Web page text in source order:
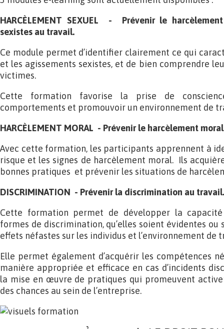
HARCÈLEMENT SEXUEL - Prévenir le
sexistes au travail.
Ce module permet d’identifier clairement ce qui
et les agissements sexistes, et de bien comprendre
victimes.
Cette formation favorise la prise de
comportements et promouvoir un environnement de
HARCÈLEMENT MORAL - Prévenir le harcèlement
Avec cette formation, les participants apprennent à
risque et les signes de harcèlement moral. Ils
bonnes pratiques et prévenir les situations de
DISCRIMINATION - Prévenir la discrimination au travail.
Cette formation permet de développer la
formes de discrimination, qu’elles soient évidentes
effets néfastes sur les individus et l’environnement de
Elle permet également d’acquérir les compétences
manière appropriée et efficace en cas d’incidents
la mise en œuvre de pratiques qui promeuvent
des chances au sein de l’entreprise.